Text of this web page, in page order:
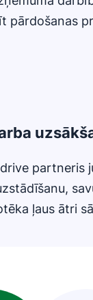
pārdošanas
partneris
ļaus ātri